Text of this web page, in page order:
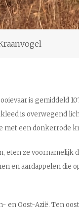
is gemiddeld
is overwegend
met een donkerrode
ze
aardappelen die
Oost-Azië. Ten